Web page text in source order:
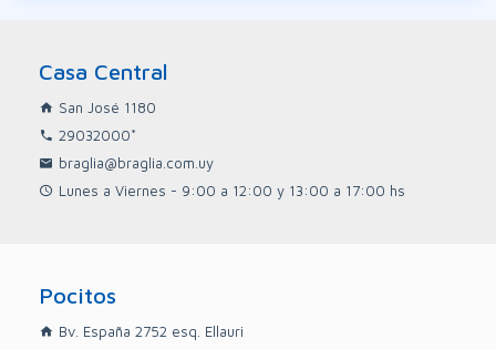
Casa Central
San José 1180
29032000*
braglia@braglia.com.uy
Lunes a Viernes - 9:00 a 12:00 y 13:00 a 17:00 hs
Pocitos
Bv. España 2752 esq. Ellauri